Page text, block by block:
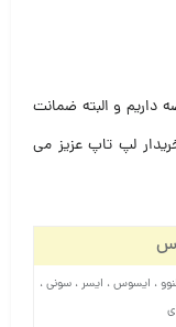
داریم و البته ضمانت
لپ تاپ عزیز می
، ایسوس ، ایسر ، سونی ،